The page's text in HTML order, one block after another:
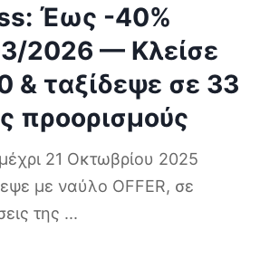
Έως -40%
2026 — Κλείσε
& ταξίδεψε σε 33
προορισμούς
μέχρι 21 Οκτωβρίου 2025
με ναύλο OFFER, σε
της ...